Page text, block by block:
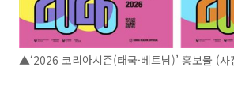
▲‘2026 코리아시즌(태국·베트남)’ 홍보물 (사